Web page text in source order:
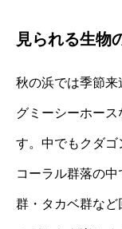
見られる生物
秋の浜では季節
グミーシーホース
す。中でもクダゴ
コーラル群落の
群・タカベ群など